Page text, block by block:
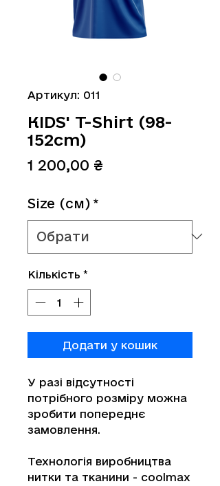
Артикул: 011
KIDS' T-Shirt (98-
152cm)
1 200,00 ₴
Size (см) *
Кількість *
Додати у кошик
У разі відсутності
потрібного розміру можна
зробити попереднє
замовлення.
Технологія виробництва
нитки та тканини - coolmax